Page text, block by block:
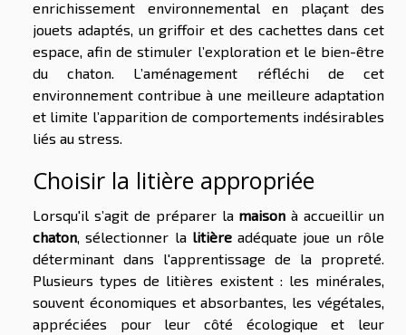
enrichissement environnemental en plaçant des
jouets adaptés, un griffoir et des cachettes dans cet
espace, afin de stimuler l’exploration et le bien-être
du chaton. L’aménagement réfléchi de cet
environnement contribue à une meilleure adaptation
et limite l’apparition de comportements indésirables
liés au stress.
Choisir la litière appropriée
Lorsqu'il s’agit de préparer la maison à accueillir un
chaton , sélectionner la litièreadéquate joue un rôle
déterminant dans l'apprentissage de la propreté.
Plusieurs types de litières existent : les minérales,
souvent économiques et absorbantes, les végétales,
appréciées pour leur côté écologique et leur